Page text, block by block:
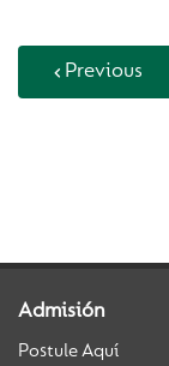
Previous
Admisión
Postule Aquí